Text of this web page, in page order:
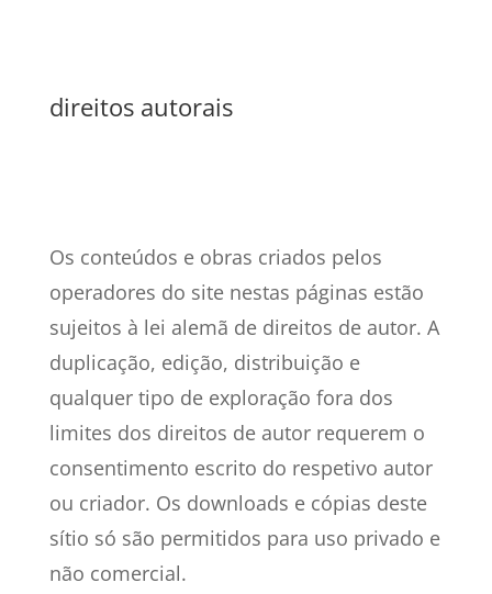
direitos autorais
Os conteúdos e obras criados pelos
operadores do site nestas páginas estão
sujeitos à lei alemã de direitos de autor. A
duplicação, edição, distribuição e
qualquer tipo de exploração fora dos
limites dos direitos de autor requerem o
consentimento escrito do respetivo autor
ou criador. Os downloads e cópias deste
sítio só são permitidos para uso privado e
não comercial.